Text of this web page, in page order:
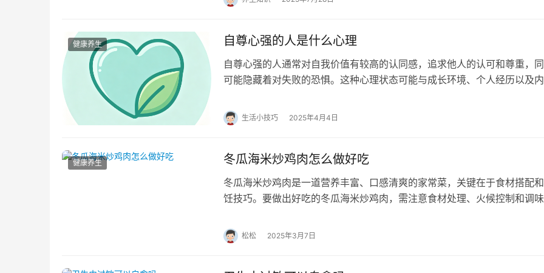
健康养生 自尊心强的人是什么心理
自尊心强的人通常对自我价值有较高的认同感，追求他人的认可和尊重，
可能隐藏着对失败的恐惧。这种心理状态可能与成长环境、个人经历以及内
生活小技巧 2025年4月4日
健康养生 冬瓜海米炒鸡肉怎么做好吃
冬瓜海米炒鸡肉是一道营养丰富、口感清爽的家常菜，关键在于食材搭配
饪技巧。要做出好吃的冬瓜海米炒鸡肉，需注意食材处理、火候控制和调味
松松 2025年3月7日